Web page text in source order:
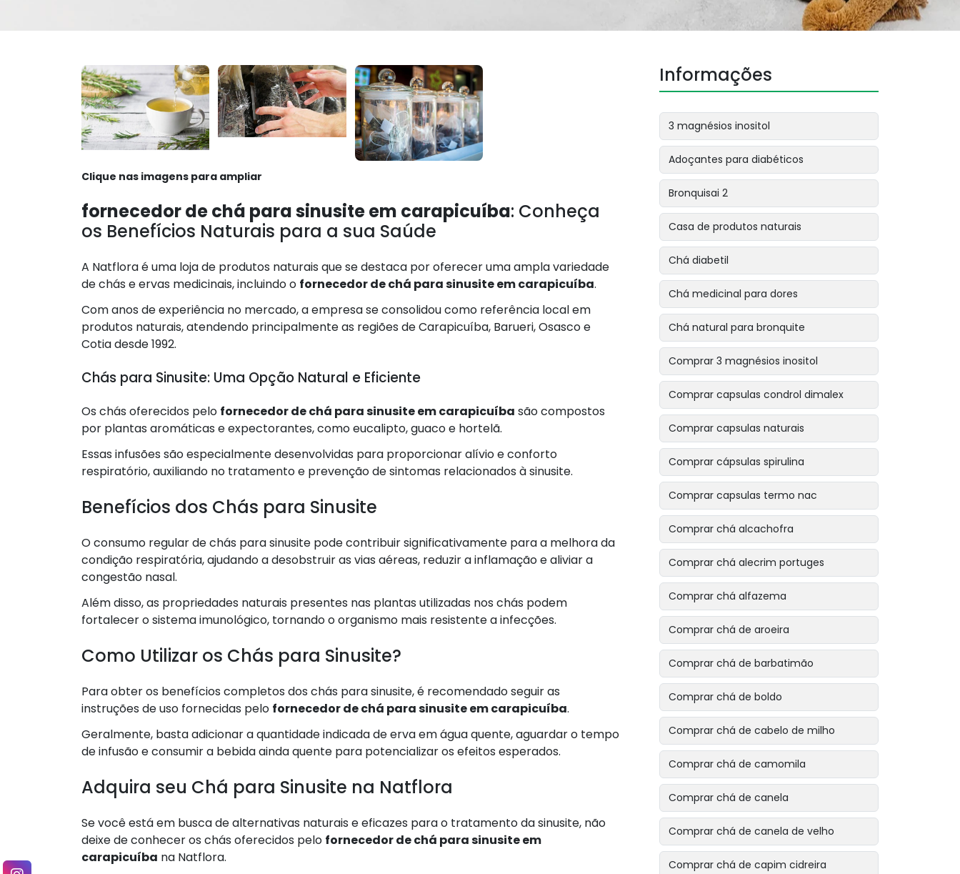
Clique nas imagens para ampliar
fornecedor de chá para sinusite em carapicuíba: Conheça
os Benefícios Naturais para a sua Saúde
A Natflora é uma loja de produtos naturais que se destaca por oferecer uma ampla variedade
de chás e ervas medicinais, incluindo o fornecedor de chá para sinusite em carapicuíba.
Com anos de experiência no mercado, a empresa se consolidou como referência local em
produtos naturais, atendendo principalmente as regiões de Carapicuíba, Barueri, Osasco e
Cotia desde 1992.
Chás para Sinusite: Uma Opção Natural e Eficiente
Os chás oferecidos pelo fornecedor de chá para sinusite em carapicuíba são compostos
por plantas aromáticas e expectorantes, como eucalipto, guaco e hortelã.
Essas infusões são especialmente desenvolvidas para proporcionar alívio e conforto
respiratório, auxiliando no tratamento e prevenção de sintomas relacionados à sinusite.
Benefícios dos Chás para Sinusite
O consumo regular de chás para sinusite pode contribuir significativamente para a melhora da
condição respiratória, ajudando a desobstruir as vias aéreas, reduzir a inflamação e aliviar a
congestão nasal.
Além disso, as propriedades naturais presentes nas plantas utilizadas nos chás podem
fortalecer o sistema imunológico, tornando o organismo mais resistente a infecções.
Como Utilizar os Chás para Sinusite?
Para obter os benefícios completos dos chás para sinusite, é recomendado seguir as
instruções de uso fornecidas pelo fornecedor de chá para sinusite em carapicuíba.
Geralmente, basta adicionar a quantidade indicada de erva em água quente, aguardar o tempo
de infusão e consumir a bebida ainda quente para potencializar os efeitos esperados.
Adquira seu Chá para Sinusite na Natflora
Se você está em busca de alternativas naturais e eficazes para o tratamento da sinusite, não
deixe de conhecer os chás oferecidos pelo fornecedor de chá para sinusite em
carapicuíba na Natflora.
Informações
3 magnésios inositol
Adoçantes para diabéticos
Bronquisai 2
Casa de produtos naturais
Chá diabetil
Chá medicinal para dores
Chá natural para bronquite
Comprar 3 magnésios inositol
Comprar capsulas condrol dimalex
Comprar capsulas naturais
Comprar cápsulas spirulina
Comprar capsulas termo nac
Comprar chá alcachofra
Comprar chá alecrim portuges
Comprar chá alfazema
Comprar chá de aroeira
Comprar chá de barbatimão
Comprar chá de boldo
Comprar chá de cabelo de milho
Comprar chá de camomila
Comprar chá de canela
Comprar chá de canela de velho
Comprar chá de capim cidreira